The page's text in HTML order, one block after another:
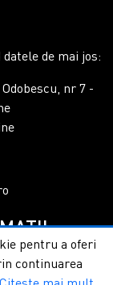
de mai jos:
nr 7 -
service
pentru a oferi
continuarea